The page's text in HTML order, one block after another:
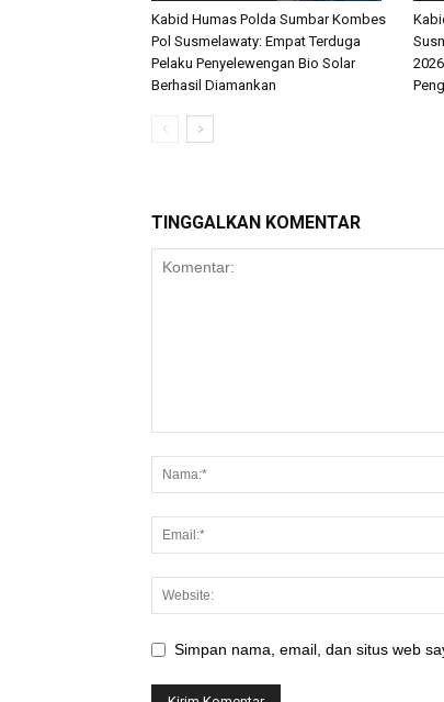
Kabid Humas Polda Sumbar Kombes
Pol Susmelawaty: Empat Terduga
Pelaku Penyelewengan Bio Solar
Berhasil Diamankan
TINGGALKAN KOMENTAR
Simpan nama, email, dan situs web